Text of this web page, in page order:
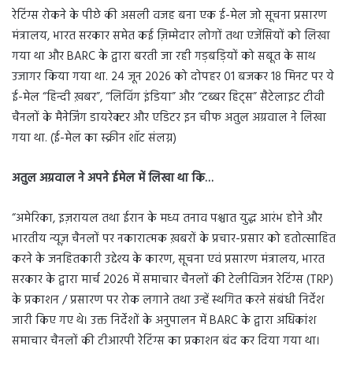
रेटिंग्स रोकने के पीछे की असली वजह बना एक ई-मेल जो सूचना प्रसारण
मंत्रालय, भारत सरकार समेत कई ज़िम्मेदार लोगों तथा एजेंसियों को लिखा
गया था और BARC के द्वारा बरती जा रही गड़बड़ियों को सबूत के साथ
उजागर किया गया था. 24 जून 2026 को दोपहर 01 बजकर 18 मिनट पर ये
ई-मेल “हिन्दी ख़बर”, “लिविंग इंडिया” और “टब्बर हिट्स” सैटेलाइट टीवी
चैनलों के मैनेजिंग डायरेक्टर और एडिटर इन चीफ अतुल अग्रवाल ने लिखा
गया था. (ई-मेल का स्क्रीन शॉट संलग्न)
अतुल अग्रवाल ने अपने ईमेल में लिखा था कि…
“अमेरिका, इज़रायल तथा ईरान के मध्य तनाव पश्चात युद्ध आरंभ होने और
भारतीय न्यूज़ चैनलों पर नकारात्मक ख़बरों के प्रचार-प्रसार को हतोत्साहित
करने के जनहितकारी उद्देश्य के कारण, सूचना एवं प्रसारण मंत्रालय, भारत
सरकार के द्वारा मार्च 2026 में समाचार चैनलों की टेलीविजन रेटिंग्स (TRP)
के प्रकाशन / प्रसारण पर रोक लगाने तथा उन्हें स्थगित करने संबंधी निर्देश
जारी किए गए थे। उक्त निर्देशों के अनुपालन में BARC के द्वारा अधिकांश
समाचार चैनलों की टीआरपी रेटिंग्स का प्रकाशन बंद कर दिया गया था।